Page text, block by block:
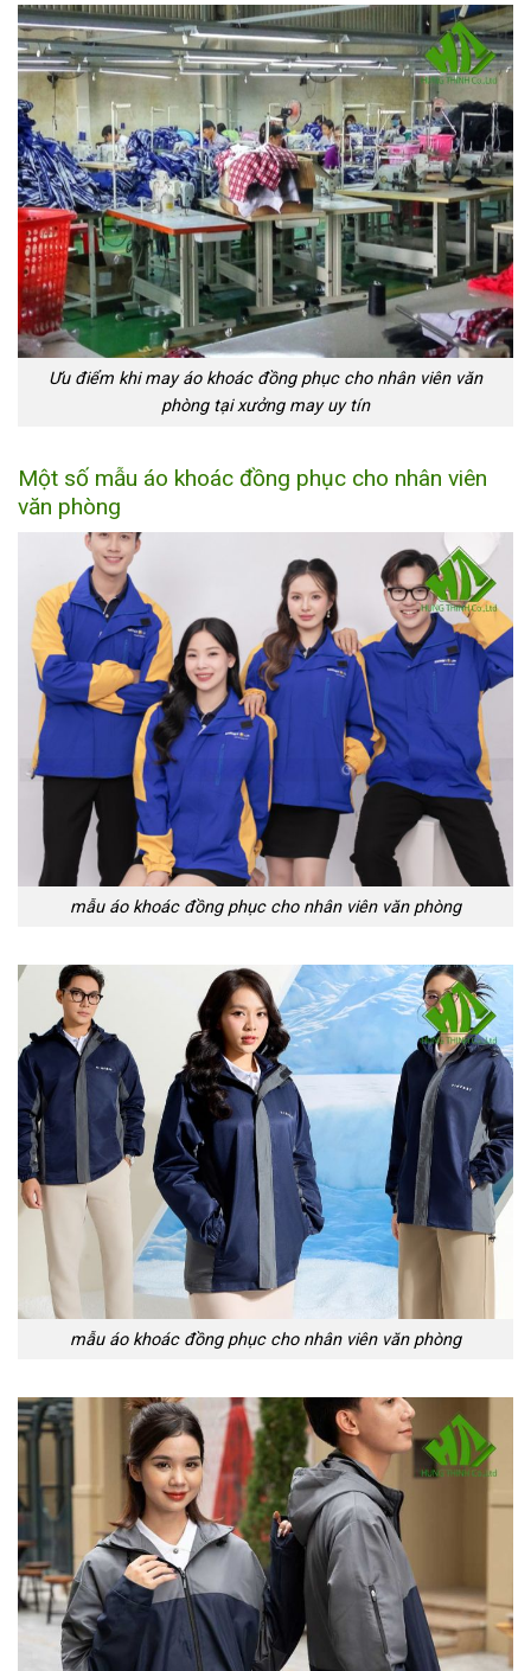
Ưu điểm khi may áo khoác đồng phục cho nhân viên văn
phòng tại xưởng may uy tín
Một số mẫu áo khoác đồng phục cho nhân viên
văn phòng
mẫu áo khoác đồng phục cho nhân viên văn phòng
mẫu áo khoác đồng phục cho nhân viên văn phòng